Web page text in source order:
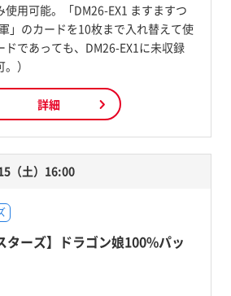
用可能。「DM26-EX1 ますますつ
」のカードを10枚まで入れ替えて使
ドであっても、DM26-EX1に未収録
）
詳細
（土）16:00
ターズ】ドラゴン娘100%パッ